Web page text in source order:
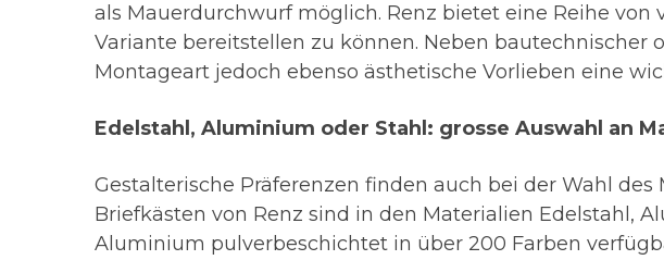
als Mauerdurchwurf möglich. Renz bietet eine Reihe
Variante bereitstellen zu können. Neben bautechnischer
Montageart jedoch ebenso ästhetische Vorlieben eine
Edelstahl, Aluminium oder Stahl: grosse Auswahl an
Gestalterische Präferenzen finden auch bei der Wahl
Briefkästen von Renz sind in den Materialien Edelstahl,
Aluminium pulverbeschichtet in über 200 Farben